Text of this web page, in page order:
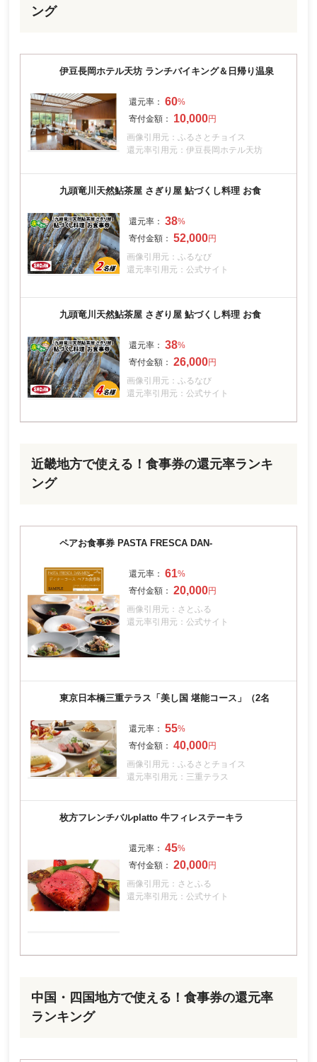
ング
伊豆長岡ホテル天坊 ランチバイキング＆日帰り温泉
60
10,000
画像引用元：ふるさとチョイス
還元率引用元：伊豆長岡ホテル天坊
九頭竜川天然鮎茶屋 さぎり屋 鮎づくし料理 お食
38
52,000
画像引用元：ふるなび
還元率引用元：公式サイト
九頭竜川天然鮎茶屋 さぎり屋 鮎づくし料理 お食
38
26,000
画像引用元：ふるなび
還元率引用元：公式サイト
近畿地方で使える！食事券の還元率ランキ
ング
ペアお食事券 PASTA FRESCA DAN-
61
20,000
画像引用元：さとふる
還元率引用元：公式サイト
東京日本橋三重テラス「美し国 堪能コース」（2名
55
40,000
画像引用元：ふるさとチョイス
還元率引用元：三重テラス
枚方フレンチバルplatto 牛フィレステーキラ
45
20,000
画像引用元：さとふる
還元率引用元：公式サイト
中国・四国地方で使える！食事券の還元率
ランキング